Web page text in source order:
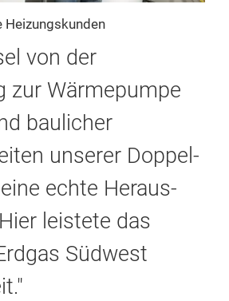
Heizungskunden
von der
zur Wärme­pumpe
baulicher
unserer Doppel­
echte Heraus­
leistete das
Südwest